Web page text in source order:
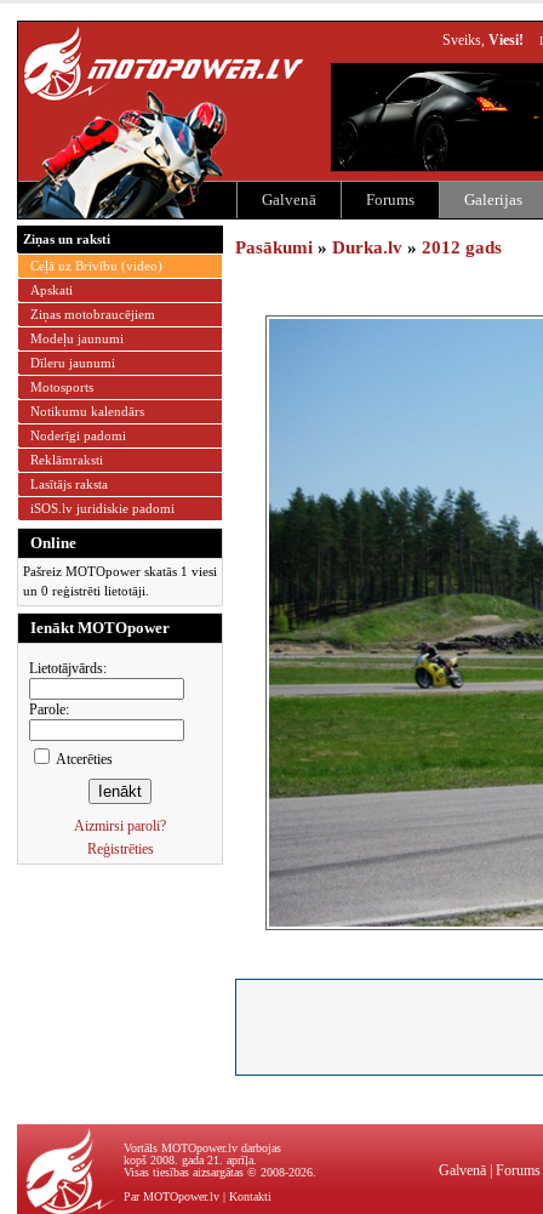
Sveiks, Viesi!
Galvenā Forums Galerijas
Ziņas un raksti
Ceļā uz Brīvību (video)
Apskati
Ziņas motobraucējiem
Modeļu jaunumi
Dīleru jaunumi
Motosports
Notikumu kalendārs
Noderīgi padomi
Reklāmraksti
Lasītājs raksta
iSOS.lv juridiskie padomi
Online
Pašreiz MOTOpower skatās 1 viesi
un 0 reģistrēti lietotāji.
Ienākt MOTOpower
Lietotājvārds:
Parole:
Atcerēties
Aizmirsi paroli?
Reģistrēties
Pasākumi » Durka.lv » 2012 gads
Vortāls MOTOpower.lv darbojas
kopš 2008. gada 21. aprīļa.
Visas tiesības aizsargātas © 2008-2026.
Par MOTOpower.lv | Kontakti
Galvenā Forums